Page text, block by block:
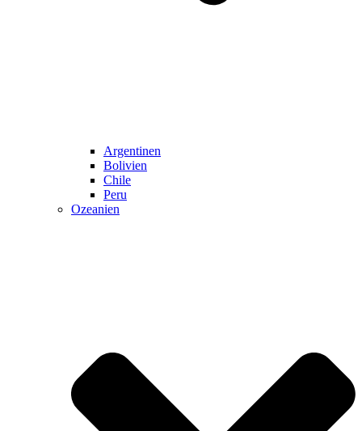
Argentinen
Bolivien
Chile
Peru
Ozeanien